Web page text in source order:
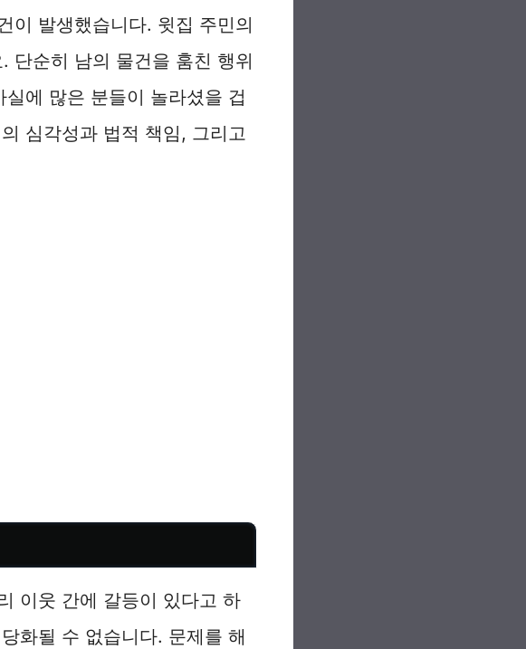
이 발생했습니다. 윗집 주민의
단순히 남의 물건을 훔친 행위
에 많은 분들이 놀라셨을 겁
심각성과 법적 책임, 그리고
이웃 간에 갈등이 있다고 하
화될 수 없습니다. 문제를 해